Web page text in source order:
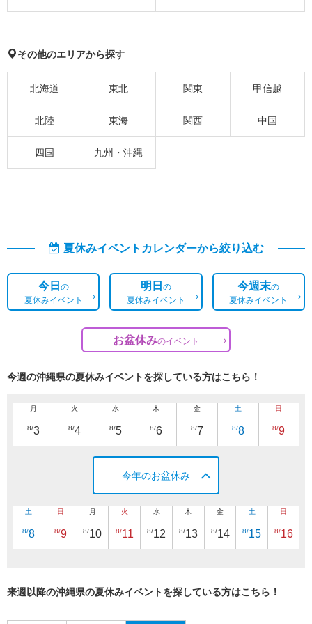
その他のエリアから探す
北海道 東北 関東 甲信越
北陸 東海 関西 中国
四国 九州・沖縄
夏休みイベントカレンダーから絞り込む
今日の
夏休みイベント
明日の
夏休みイベント
今週末の
夏休みイベント
お盆休みのイベント
今週の沖縄県の夏休みイベントを探している方はこちら！
月
8/3
火
8/4
水
8/5
木
8/6
金
8/7
土
8/8
日
8/9
今年のお盆休み
土
8/8
日
8/9
月
8/10
火
8/11
水
8/12
木
8/13
金
8/14
土
8/15
日
8/16
来週以降の沖縄県の夏休みイベントを探している方はこちら！